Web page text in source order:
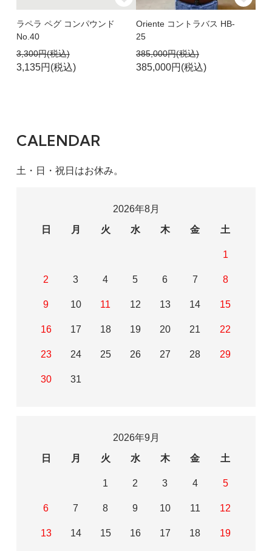
ラペラ ペグ コンパウンド
No.40
3,300円(税込)
3,135円(税込)
Oriente コントラバス HB-
25
385,000円(税込)
385,000円(税込)
CALENDAR
土・日・祝日はお休み。
2026年8月
日
月 火 水 木 金 土
1
2 3 4 5 6 7 8
9 10 11 12 13 14 15
16 17 18 19 20 21 22
23 24 25 26 27 28 29
30 31
2026年9月
日
月 火 水 木 金 土
1 2 3 4 5
6 7 8 9 10 11 12
13 14 15 16 17 18 19